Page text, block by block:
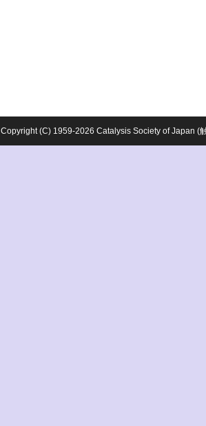
Copyright (C) 1959-2026 Catalysis Society of Japan (